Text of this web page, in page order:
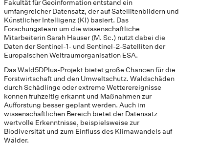
Fakultät für Geoinformation entstand ein
umfangreicher Datensatz, der auf Satellitenbildern und
Künstlicher Intelligenz (KI) basiert. Das
Forschungsteam um die wissenschaftliche
Mitarbeiterin Sarah Hauser (M. Sc.) nutzt dabei die
Daten der Sentinel-1- und Sentinel-2-Satelliten der
Europäischen Weltraumorganisation ESA.
Das Wald5DPlus-Projekt bietet große Chancen für die
Forstwirtschaft und den Umweltschutz. Waldschäden
durch Schädlinge oder extreme Wetterereignisse
können frühzeitig erkannt und Maßnahmen zur
Aufforstung besser geplant werden. Auch im
wissenschaftlichen Bereich bietet der Datensatz
wertvolle Erkenntnisse, beispielsweise zur
Biodiversität und zum Einfluss des Klimawandels auf
Wälder.